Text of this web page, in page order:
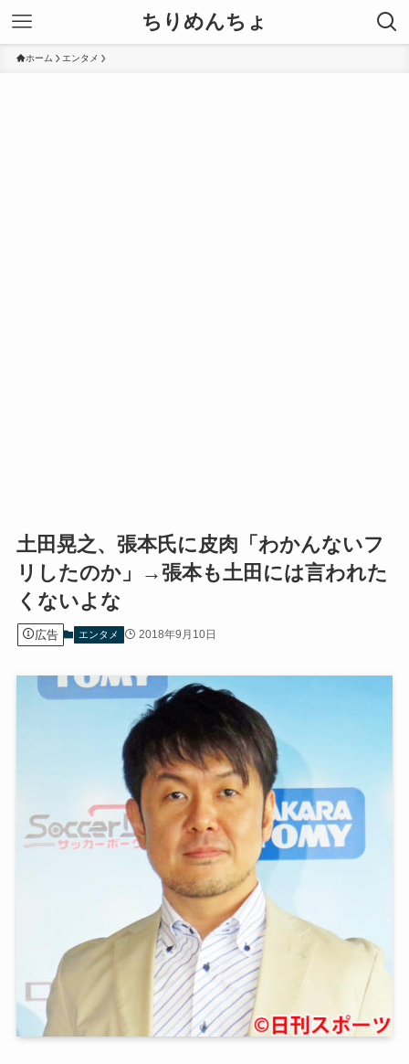
ちりめんちょ
ホーム エンタメ
土田晃之、張本氏に皮肉「わかんないフ
リしたのか」→張本も土田には言われた
くないよな
広告 エンタメ 2018年9月10日